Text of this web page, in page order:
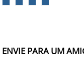
ENVIE PARA UM